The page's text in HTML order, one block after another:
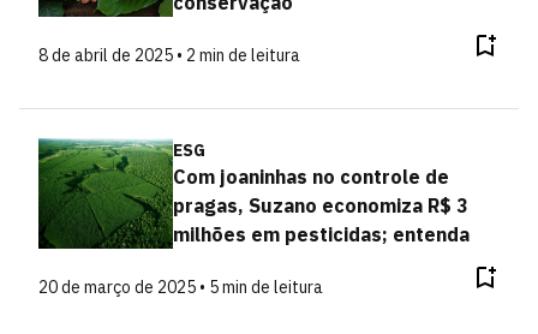
8 de abril de 2025 • 2 min de leitura
ESG
Com joaninhas no controle de
pragas, Suzano economiza R$ 3
milhões em pesticidas; entenda
20 de março de 2025 • 5 min de leitura